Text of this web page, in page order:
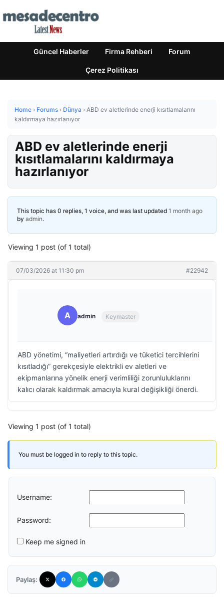
Güncel Haberler Firma Rehberi Forum
Çerez Politikası
Home › Forums › Dünya › ABD ev aletlerinde enerji kısıtlamalarını
kaldırmaya hazırlanıyor
ABD ev aletlerinde enerji
kısıtlamalarını kaldırmaya
hazırlanıyor
This topic has 0 replies, 1 voice, and was last updated 1 month ago
by admin.
Viewing 1 post (of 1 total)
07/03/2026 at 11:30 pm #22942
A admin Keymaster
ABD yönetimi, “maliyetleri artırdığı ve tüketici tercihlerini
kısıtladığı” gerekçesiyle elektrikli ev aletleri ve
ekipmanlarına yönelik enerji verimliliği zorunluluklarını
kalıcı olarak kaldırmak amacıyla kural değişikliği önerdi.
Viewing 1 post (of 1 total)
You must be logged in to reply to this topic.
Username:
Password:
Keep me signed in
Paylaş: